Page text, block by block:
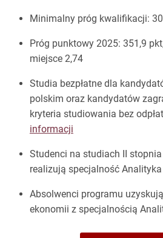
Minimalny próg kwalifikacji:
Próg punktowy 2025: 351,9
miejsce 2,74
Studia bezpłatne dla
polskim oraz kandydatów
kryteria studiowania bez
informacji
Studenci na studiach II
realizują specjalność
Absolwenci programu
ekonomii z specjalnością